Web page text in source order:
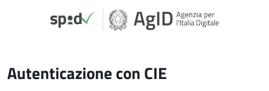
Autenticazione con CIE